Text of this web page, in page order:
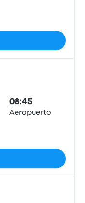
08:45
Aeropuerto